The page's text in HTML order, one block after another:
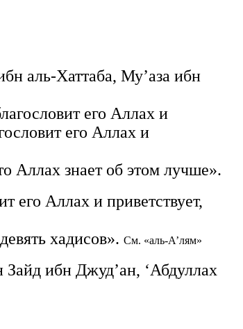
аль-Хаттаба, Му’аза ибн
его Аллах и
его Аллах и
Аллах знает об этом лучше».
его Аллах и приветствует,
хадисов». См. «аль-А’лям»
ибн Джуд’ан, ‘Абдуллах